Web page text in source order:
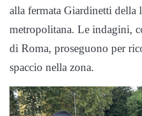
alla fermata Giardinetti della
metropolitana. Le indagini,
di Roma, proseguono per
spaccio nella zona.